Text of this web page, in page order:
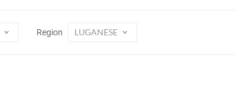
Region LUGANESE